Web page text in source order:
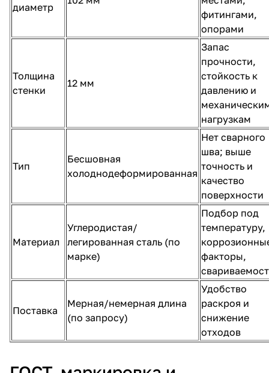
диаметр
фитингами,
опорами
Толщина
стенки
12 мм
Запас
прочности,
стойкость к
давлению и
нагрузкам
Тип
Бесшовная
холоднодеформированная
Нет сварного
шва; выше
точность и
качество
поверхности
Материал
Углеродистая/
легированная сталь (по
марке)
Подбор под
температуру,
факторы,
Поставка
Мерная/немерная длина
(по запросу)
Удобство
раскроя и
снижение
отходов